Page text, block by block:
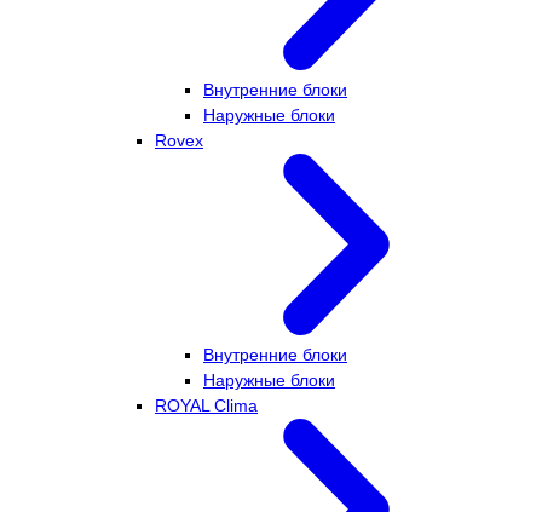
Внутренние блоки
Наружные блоки
Rovex
Внутренние блоки
Наружные блоки
ROYAL Clima